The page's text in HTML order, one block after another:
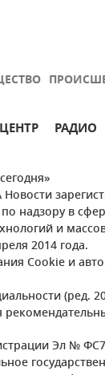
РАДИО
надзору в
и
2014 года.
Cookie и
(ред.
Эл №